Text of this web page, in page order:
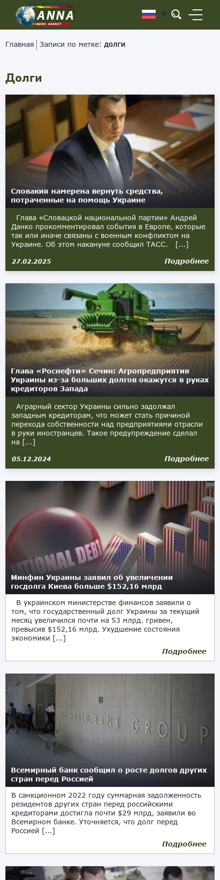
Главная Записи по метке:долги
Долги
Словакия намерена вернуть средства,
потраченные на помощь Украине
Глава «Словацкой национальной партии» Андрей
Данко прокомментировал события в Европе, которые
так или иначе связаны с военным конфликтом на
Украине. Об этом накануне сообщил ТАСС. [...]
27.02.2025 Подробнее
Глава «Роснефти» Сечин: Агропредприятия
Украины из-за больших долгов окажутся в руках
кредиторов Запада
Аграрный сектор Украины сильно задолжал
западным кредиторам, что может стать причиной
перехода собственности над предприятиями отрасли
в руки иностранцев. Такое предупреждение сделал
на [...]
05.12.2024 Подробнее
Минфин Украины заявил об увеличении
госдолга Киева больше $152,16 млрд
В украинском министерстве финансов заявили о
том, что государственный долг Украины за текущий
месяц увеличился почти на 53 млрд. гривен,
превысив $152,16 млрд. Ухудшение состояния
экономики [...]
Подробнее
Всемирный банк сообщил о росте долгов других
стран перед Россией
В санкционном 2022 году суммарная задолженность
резидентов других стран перед российскими
кредиторами достигла почти $29 млрд, заявили во
Всемирном банке. Уточняется, что долг перед
Россией [...]
Подробнее